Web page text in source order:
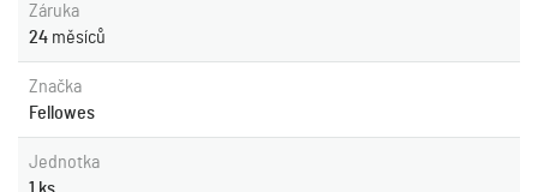
Záruka
24 měsíců
Značka
Fellowes
Jednotka